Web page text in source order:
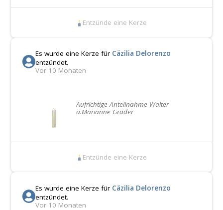
Entzünde eine Kerze
Es wurde eine Kerze für Cäzilia Delorenzo
entzündet.
Vor 10 Monaten
Aufrichtige Anteilnahme Walter
u.Marianne Grader
Entzünde eine Kerze
Es wurde eine Kerze für Cäzilia Delorenzo
entzündet.
Vor 10 Monaten